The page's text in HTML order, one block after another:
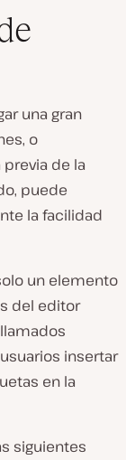
una gran
o
de la
puede
la facilidad
un elemento
del editor
insertar
en la
siguientes